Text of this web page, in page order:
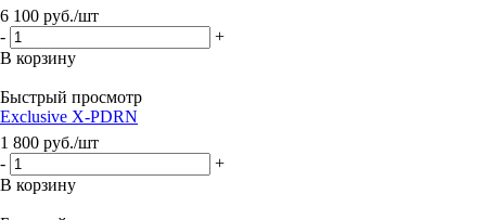
6 100 руб./шт
-
+
В корзину
Быстрый просмотр
Exclusive X-PDRN
1 800 руб./шт
-
+
В корзину